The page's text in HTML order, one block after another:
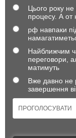
Цього року
процесу. А от
рф навпаки
Найближчим
переговори,
матимуть
Вже давно не
завершення